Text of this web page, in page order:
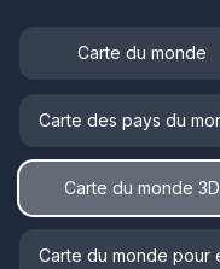
Carte du monde
Carte du monde 3D